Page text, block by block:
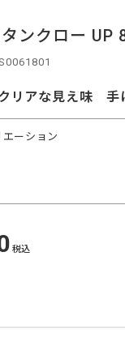
ンクロー UP
リアな見え味 手
ーション
税込